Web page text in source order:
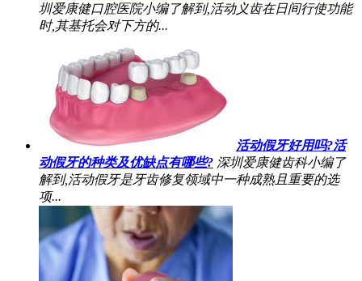
圳爱康健口腔医院小编了解到,活动义齿在日间行使功能
时,其基托会对下方的...
活动假牙好用吗?活
动假牙的种类及优缺点有哪些? 深圳爱康健齿科小编了
解到,活动假牙是牙齿修复领域中一种成熟且重要的选
项...